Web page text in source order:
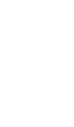
开发的开源字